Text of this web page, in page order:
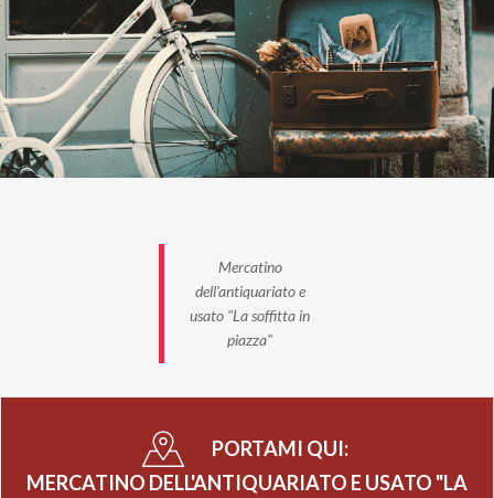
Mercatino
dell'antiquariato e
usato "La soffitta in
piazza"
PORTAMI QUI:
MERCATINO DELL'ANTIQUARIATO E USATO "LA